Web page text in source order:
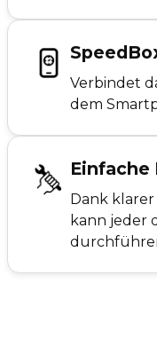
Verbindet
dem
Dank
kann jeder